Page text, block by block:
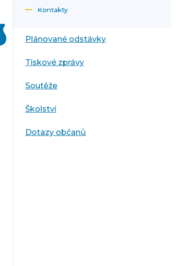
Kontakty
Plánované odstávky
Tiskové zprávy
Soutěže
Školství
Dotazy občanů